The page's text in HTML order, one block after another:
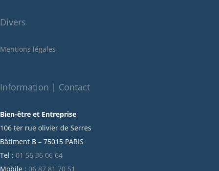
mai 2022
décembre 2021
octobre 2021
juillet 2021
juin 2021
mai 2021
avril 2021
Divers
Mentions légales
Information | Contact
Bien-être et Entreprise
106 ter rue olivier de Serres
Bâtiment B – 75015 PARIS
Tel : 01 56 36 06 64
Mobile : 06 87 81 70 51